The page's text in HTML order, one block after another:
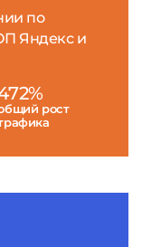
по
Яндекс и
рост